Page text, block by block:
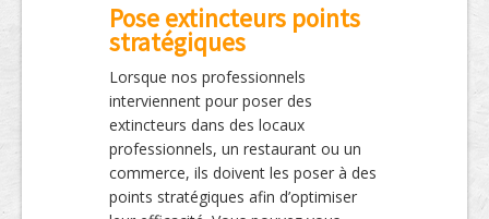
Pose extincteurs points
stratégiques
Lorsque nos professionnels
interviennent pour poser des
extincteurs dans des locaux
professionnels, un restaurant ou un
commerce, ils doivent les poser à des
points stratégiques afin d’optimiser